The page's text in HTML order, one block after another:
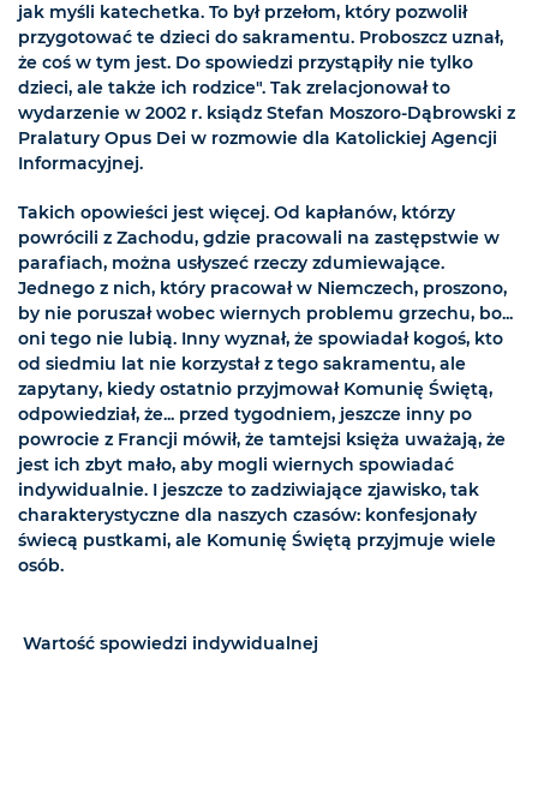
jak myśli katechetka. To był przełom, który pozwolił
przygotować te dzieci do sakramentu. Proboszcz uznał,
że coś w tym jest. Do spowiedzi przystąpiły nie tylko
dzieci, ale także ich rodzice". Tak zrelacjonował to
wydarzenie w 2002 r. ksiądz Stefan Moszoro-Dąbrowski z
Pralatury Opus Dei w rozmowie dla Katolickiej Agencji
Informacyjnej.
Takich opowieści jest więcej. Od kapłanów, którzy
powrócili z Zachodu, gdzie pracowali na zastępstwie w
parafiach, można usłyszeć rzeczy zdumiewające.
Jednego z nich, który pracował w Niemczech, proszono,
by nie poruszał wobec wiernych problemu grzechu, bo...
oni tego nie lubią. Inny wyznał, że spowiadał kogoś, kto
od siedmiu lat nie korzystał z tego sakramentu, ale
zapytany, kiedy ostatnio przyjmował Komunię Świętą,
odpowiedział, że... przed tygodniem, jeszcze inny po
powrocie z Francji mówił, że tamtejsi księża uważają, że
jest ich zbyt mało, aby mogli wiernych spowiadać
indywidualnie. I jeszcze to zadziwiające zjawisko, tak
charakterystyczne dla naszych czasów: konfesjonały
świecą pustkami, ale Komunię Świętą przyjmuje wiele
osób.
Wartość spowiedzi indywidualnej